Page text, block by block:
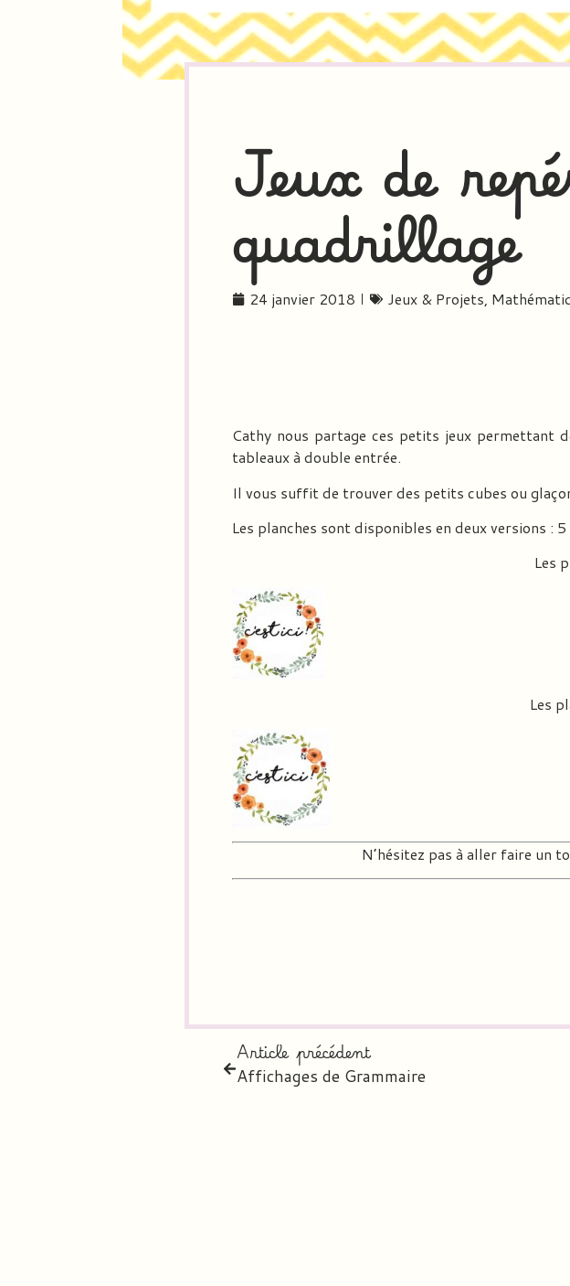
Jeux de
quadrillage
24 janvier 2018 Jeux & Projets
Cathy nous partage ces petits jeux permettant
tableaux à double entrée.
Il vous suffit de trouver des petits cubes ou
Les planches sont disponibles en deux versions :
Les
Les
N’hésitez pas à aller faire un
Article précédent
Affichages de Grammaire